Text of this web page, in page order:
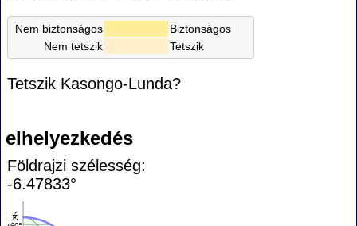
Nem biztonságos
Biztonságos
Nem tetszik
Tetszik
Tetszik Kasongo-Lunda?
elhelyezkedés
Földrajzi szélesség:
-6.47833°